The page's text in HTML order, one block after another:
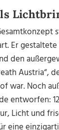
Er
den
Austria“,
war. Noch
entworfen:
Licht und